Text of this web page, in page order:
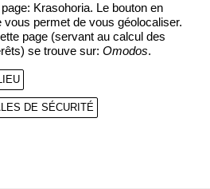
Krasohoria. Le bouton en
vous permet de vous géolocaliser.
page (servant au calcul des
se trouve sur:Omodos.
DE SÉCURITÉ